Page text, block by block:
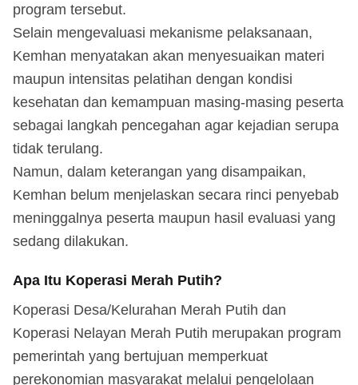
program tersebut.
Selain mengevaluasi mekanisme pelaksanaan,
Kemhan menyatakan akan menyesuaikan materi
maupun intensitas pelatihan dengan kondisi
kesehatan dan kemampuan masing-masing peserta
sebagai langkah pencegahan agar kejadian serupa
tidak terulang.
Namun, dalam keterangan yang disampaikan,
Kemhan belum menjelaskan secara rinci penyebab
meninggalnya peserta maupun hasil evaluasi yang
sedang dilakukan.
Apa Itu Koperasi Merah Putih?
Koperasi Desa/Kelurahan Merah Putih dan
Koperasi Nelayan Merah Putih merupakan program
pemerintah yang bertujuan memperkuat
perekonomian masyarakat melalui pengelolaan